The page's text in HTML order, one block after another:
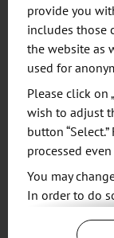
Region
Gemeinsam
und dem
Additional
provide you
includes those
the website as
used for
Please click on
wish to adjust
button
processed
You may
In order to do